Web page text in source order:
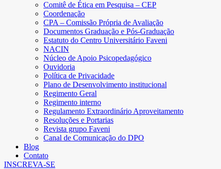
Comitê de Ética em Pesquisa – CEP
Coordenação
CPA – Comissão Própria de Avaliação
Documentos Graduação e Pós-Graduação
Estatuto do Centro Universitário Faveni
NACIN
Núcleo de Apoio Psicopedagógico
Ouvidoria
Política de Privacidade
Plano de Desenvolvimento institucional
Regimento Geral
Regimento interno
Regulamento Extraordinário Aproveitamento
Resoluções e Portarias
Revista grupo Faveni
Canal de Comunicação do DPO
Blog
Contato
INSCREVA-SE